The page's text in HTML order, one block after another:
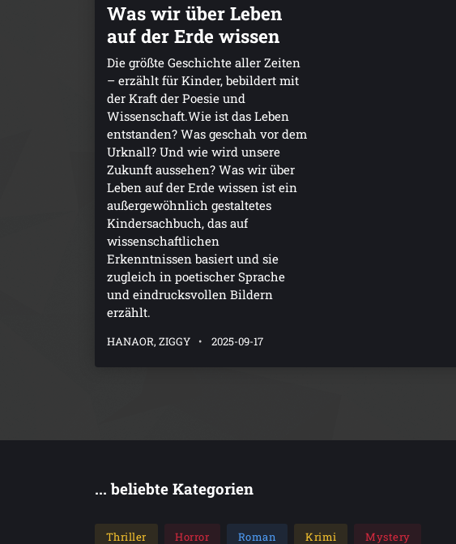
Was wir über Leben
auf der Erde wissen
Die größte Geschichte aller Zeiten
– erzählt für Kinder, bebildert mit
der Kraft der Poesie und
Wissenschaft.Wie ist das Leben
entstanden? Was geschah vor dem
Urknall? Und wie wird unsere
Zukunft aussehen? Was wir über
Leben auf der Erde wissen ist ein
außergewöhnlich gestaltetes
Kindersachbuch, das auf
wissenschaftlichen
Erkenntnissen basiert und sie
zugleich in poetischer Sprache
und eindrucksvollen Bildern
erzählt.
HANAOR, ZIGGY 2025-09-17
... beliebte Kategorien
Thriller Horror Roman Krimi Mystery